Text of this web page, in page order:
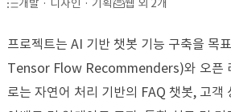
개발 · 디자인 · 기획
웹 외 2개
프로젝트는 AI 기반 챗봇 기능 구축을 목
Tensor Flow Recommenders)와 오픈
로는 자연어 처리 기반의 FAQ 챗봇, 고